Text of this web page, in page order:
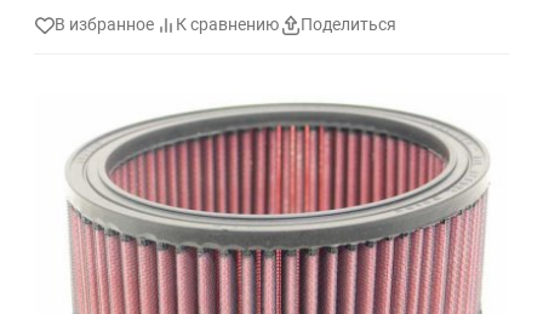
В избранное К сравнению Поделиться